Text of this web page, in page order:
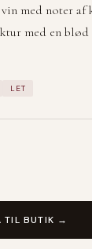
med noter af
med en blød
LET
TIL BUTIK →